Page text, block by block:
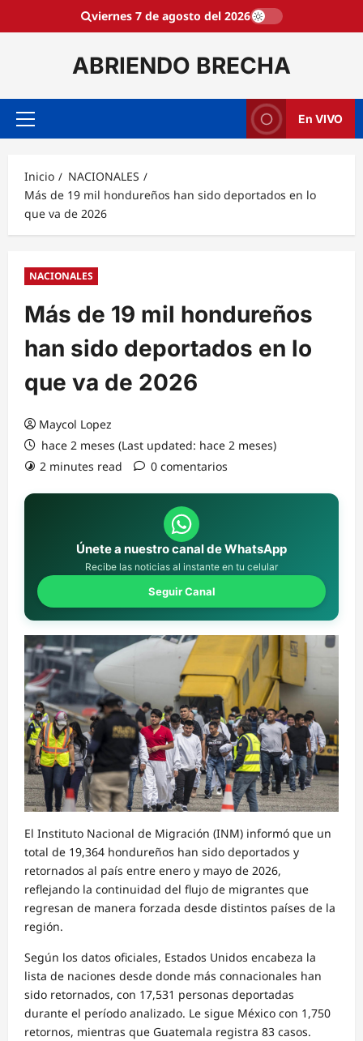
viernes 7 de agosto del 2026
ABRIENDO BRECHA
Menú
En VIVO
Inicio
NACIONALES
Más de 19 mil hondureños han sido deportados en lo
que va de 2026
NACIONALES
Más de 19 mil hondureños
han sido deportados en lo
que va de 2026
Maycol Lopez
hace 2 meses (Last updated: hace 2 meses)
2 minutes read
0 comentarios
Únete a nuestro canal de WhatsApp
Recibe las noticias al instante en tu celular
Seguir Canal
El Instituto Nacional de Migración (INM) informó que un
total de 19,364 hondureños han sido deportados y
retornados al país entre enero y mayo de 2026,
reflejando la continuidad del flujo de migrantes que
regresan de manera forzada desde distintos países de la
región.
Según los datos oficiales, Estados Unidos encabeza la
lista de naciones desde donde más connacionales han
sido retornados, con 17,531 personas deportadas
durante el período analizado. Le sigue México con 1,750
retornos, mientras que Guatemala registra 83 casos.